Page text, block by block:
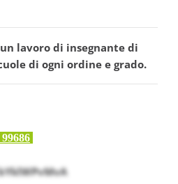
lavoro di insegnante di
di ogni ordine e grado.